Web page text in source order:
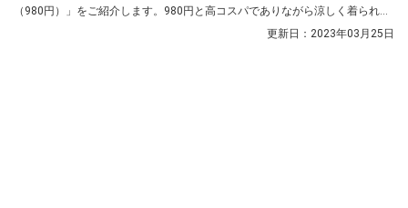
（980円）」をご紹介します。980円と高コスパでありながら涼しく着られる
更新日： 2023年03月25日